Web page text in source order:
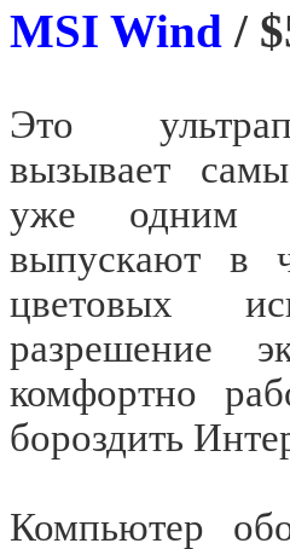
MSI Wind /
Это
вызывает
уже одним
выпускают в
цветовых
разрешение
комфортно
бороздить
Компьютер